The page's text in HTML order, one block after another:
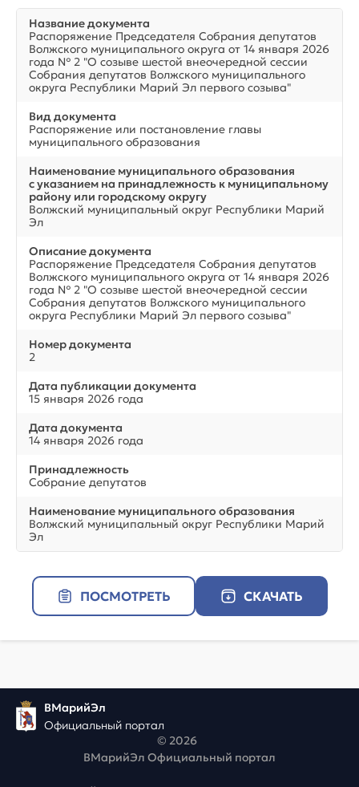
Название документа
Распоряжение Председателя Собрания депутатов
Волжского муниципального округа от 14 января 2026
года № 2 "О созыве шестой внеочередной сессии
Собрания депутатов Волжского муниципального
округа Республики Марий Эл первого созыва"
Вид документа
Распоряжение или постановление главы
муниципального образования
Наименование муниципального образования
с указанием на принадлежность к муниципальному
району или городскому округу
Волжский муниципальный округ Республики Марий
Эл
Описание документа
Распоряжение Председателя Собрания депутатов
Волжского муниципального округа от 14 января 2026
года № 2 "О созыве шестой внеочередной сессии
Собрания депутатов Волжского муниципального
округа Республики Марий Эл первого созыва"
Номер документа
2
Дата публикации документа
15 января 2026 года
Дата документа
14 января 2026 года
Принадлежность
Собрание депутатов
Наименование муниципального образования
Волжский муниципальный округ Республики Марий
Эл
ПОСМОТРЕТЬ СКАЧАТЬ
ВМарийЭл
Официальный портал
© 2026
ВМарийЭл Официальный портал